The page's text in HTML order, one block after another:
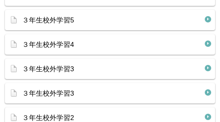
３年生校外学習5
３年生校外学習4
３年生校外学習3
３年生校外学習3
３年生校外学習2